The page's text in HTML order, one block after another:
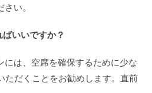
い。
いいですか？
には、空席を確保するために少な
ただくことをお勧めします。直前